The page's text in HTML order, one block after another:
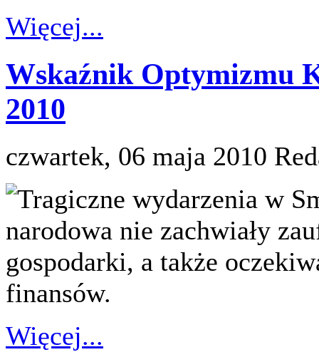
Więcej...
Wskaźnik Optymizmu
2010
czwartek, 06 maja 2010
Tragiczne wydarzenia w
narodowa nie zachwiały
gospodarki, a także
finansów.
Więcej...